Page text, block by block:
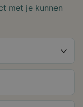
met je kunnen